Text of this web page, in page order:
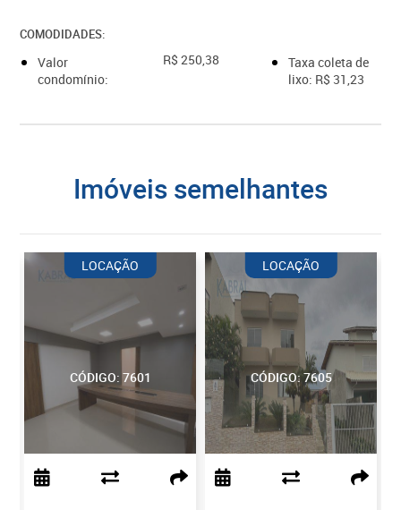
COMODIDADES:
Valor
condomínio:
R$ 250,38
Taxa coleta de
lixo: R$ 31,23
imóveis semelhantes
CÓDIGO: 7601
LOCAÇÃO
CÓDIGO: 7605
LOCAÇÃO